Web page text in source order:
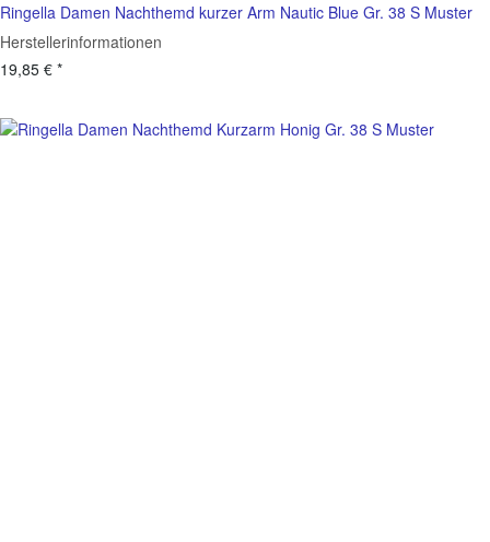
Ringella Damen Nachthemd kurzer Arm Nautic Blue Gr. 38 S Muster
Herstellerinformationen
19,85 € *